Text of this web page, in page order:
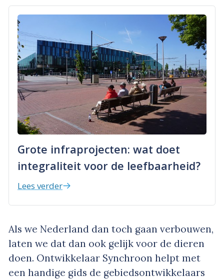
Grote infraprojecten: wat doet
integraliteit voor de leefbaarheid?
Lees verder
Als we Nederland dan toch gaan verbouwen,
laten we dat dan ook gelijk voor de dieren
doen. Ontwikkelaar Synchroon helpt met
een handige gids de gebiedsontwikkelaars